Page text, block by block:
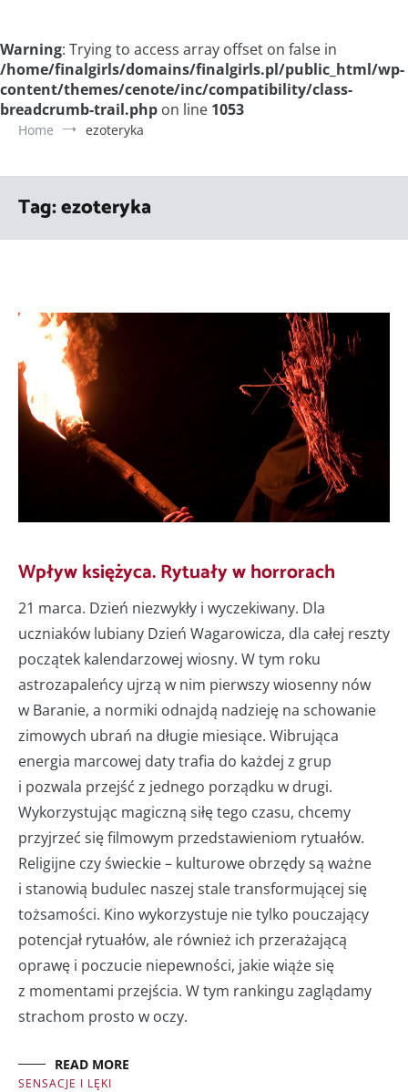
Warning: Trying to access array offset on false in
/home/finalgirls/domains/finalgirls.pl/public_html/wp-
content/themes/cenote/inc/compatibility/class-
breadcrumb-trail.php on line 1053
Home ezoteryka
Tag:ezoteryka
Wpływ księżyca. Rytuały w horrorach
21 marca. Dzień niezwykły i wyczekiwany. Dla
uczniaków lubiany Dzień Wagarowicza, dla całej reszty
początek kalendarzowej wiosny. W tym roku
astrozapaleńcy ujrzą w nim pierwszy wiosenny nów
w Baranie, a normiki odnajdą nadzieję na schowanie
zimowych ubrań na długie miesiące. Wibrująca
energia marcowej daty trafia do każdej z grup
i pozwala przejść z jednego porządku w drugi.
Wykorzystując magiczną siłę tego czasu, chcemy
przyjrzeć się filmowym przedstawieniom rytuałów.
Religijne czy świeckie – kulturowe obrzędy są ważne
i stanowią budulec naszej stale transformującej się
tożsamości. Kino wykorzystuje nie tylko pouczający
potencjał rytuałów, ale również ich przerażającą
oprawę i poczucie niepewności, jakie wiąże się
z momentami przejścia. W tym rankingu zaglądamy
strachom prosto w oczy.
READ MORE
SENSACJE I LĘKI